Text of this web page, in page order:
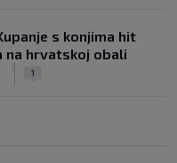
s konjima hit
na hrvatskoj obali
1